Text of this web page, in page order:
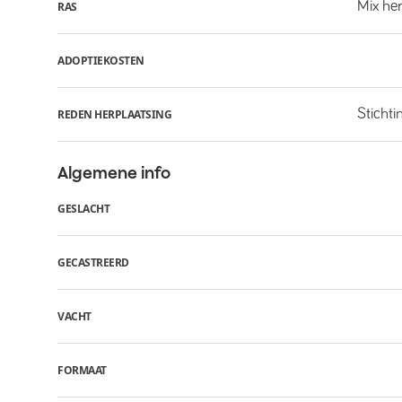
RAS Mix
ADOPTIEKOSTEN
REDEN HERPLAATSING
Algemene info
GESLACHT
GECASTREERD
VACHT
FORMAAT